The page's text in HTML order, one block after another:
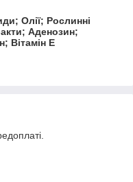
Олії; Рослинні
Аденозин;
Вітамін Е